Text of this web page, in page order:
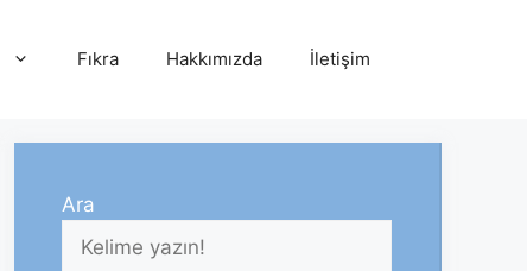
Fıkra Hakkımızda İletişim
Ara